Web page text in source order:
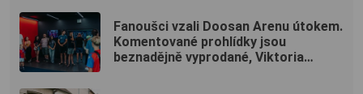
Fanoušci vzali Doosan Arenu útokem.
Komentované prohlídky jsou
beznadějně vyprodané, Viktoria